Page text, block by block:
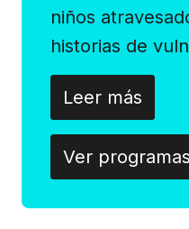
niños
historias de
Leer más
Ver programas